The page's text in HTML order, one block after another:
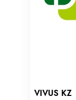
VIVUS KZ